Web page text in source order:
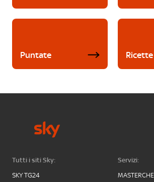
Puntate Ricette
Tutti i siti Sky:
SKY TG24
Servizi: